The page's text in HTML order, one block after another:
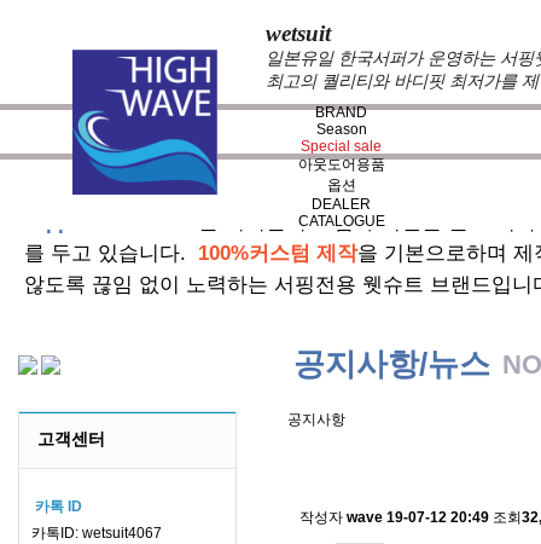
wetsuit
일본유일 한국서퍼가 운영하는 서
최고의 퀄리티와 바디핏 최저가를
BRAND
Season
Special sale
아웃도어용품
옵션
DEALER
CATALOGUE
는 서퍼들의 느낌과 의견를 듣고 적
를 두고 있습니다. 100%커스텀 제작을 기본으로하며
않도록 끊임 없이 노력하는 서핑전용 웻슈트 브랜드입니
고객센터
카톡 ID
카톡ID: wetsuit4067
공지사항/뉴스
공지사항
작성자 wave 19-07-12 20:49 조회